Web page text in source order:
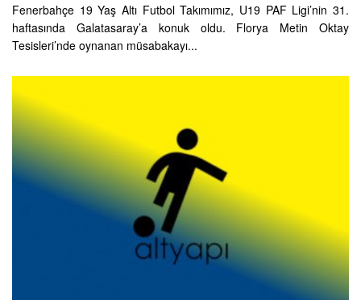
Fenerbahçe 19 Yaş Altı Futbol Takımımız, U19 PAF Ligi’nin 31.
haftasında Galatasaray’a konuk oldu. Florya Metin Oktay
Tesisleri’nde oynanan müsabakayı...